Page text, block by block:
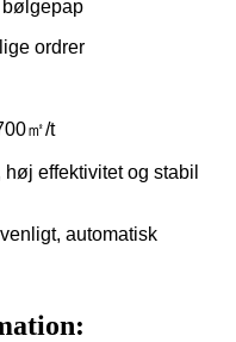
ordrer
㎡/t
effektivitet og stabil
automatisk